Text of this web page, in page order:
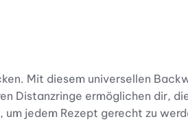
Mit diesem universellen
Distanzringe ermöglichen dir,
um jedem Rezept gerecht zu